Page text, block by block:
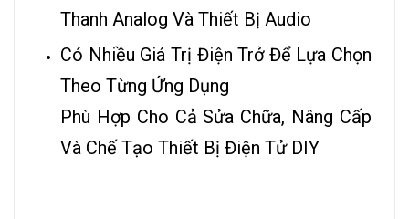
Thanh Analog Và Thiết Bị Audio
Có Nhiều Giá Trị Điện Trở Để Lựa Chọn
Theo Từng Ứng Dụng
Phù Hợp Cho Cả Sửa Chữa, Nâng Cấp
Và Chế Tạo Thiết Bị Điện Tử DIY